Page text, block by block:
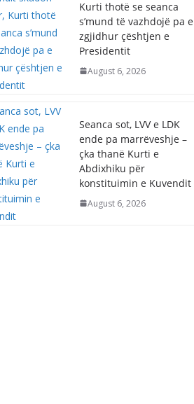
Kurti thotë se seanca
s’mund të vazhdojë pa e
zgjidhur çështjen e
Presidentit
August 6, 2026
Seanca sot, LVV e LDK
ende pa marrëveshje –
çka thanë Kurti e
Abdixhiku për
konstituimin e Kuvendit
August 6, 2026